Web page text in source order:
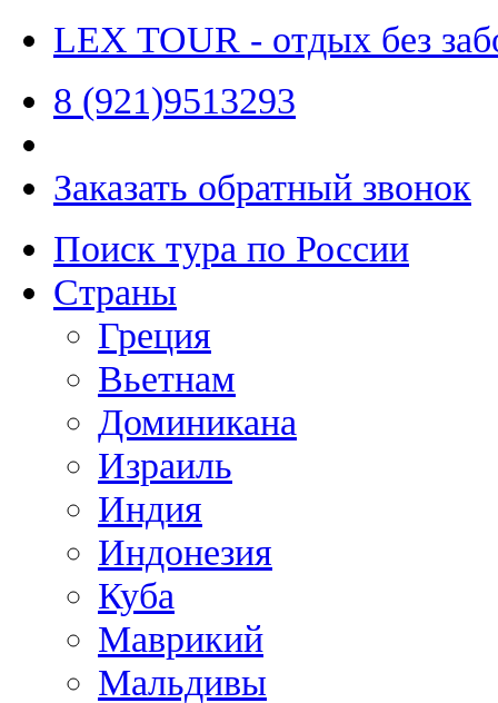
LEX TOUR - отдых без
8 (921)9513293
Заказать обратный звонок
Поиск тура по России
Страны
Греция
Вьетнам
Доминикана
Израиль
Индия
Индонезия
Куба
Маврикий
Мальдивы